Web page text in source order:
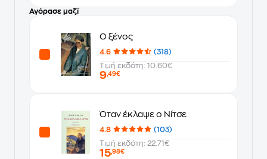
Αγόρασε μαζί
Ο ξένος
4.6
(318)
Τιμή εκδότη: 10.60€
9,49€
Όταν έκλαψε ο Νίτσε
4.8
(103)
Τιμή εκδότη: 22.71€
15,98€